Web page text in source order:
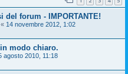
forum - IMPORTANTE!
« 14 novembre 2012, 1:02
modo chiaro.
agosto 2010, 11:18